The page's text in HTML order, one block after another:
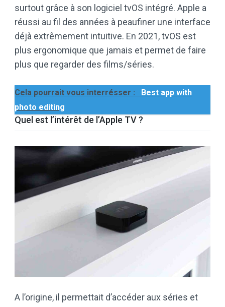
surtout grâce à son logiciel tvOS intégré. Apple a
réussi au fil des années à peaufiner une interface
déjà extrêmement intuitive. En 2021, tvOS est
plus ergonomique que jamais et permet de faire
plus que regarder des films/séries.
Cela pourrait vous interrésser :
Best app with
photo editing
Quel est l’intérêt de l’Apple TV ?
A l’origine, il permettait d’accéder aux séries et